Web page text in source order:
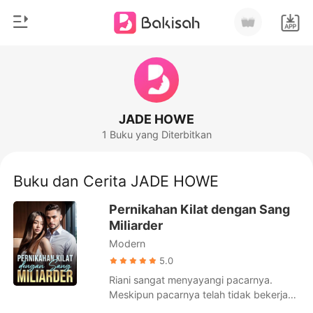
Pengisian Ulang
Unduh Aplikasi
Romantis
Miliarder
Likantrof
Siklus
JADE HOWE
1 Buku yang Diterbitkan
Buku dan Cerita JADE HOWE
Pernikahan Kilat dengan Sang
Miliarder
Modern
5.0
Riani sangat menyayangi pacarnya.
Meskipun pacarnya telah tidak bekerja